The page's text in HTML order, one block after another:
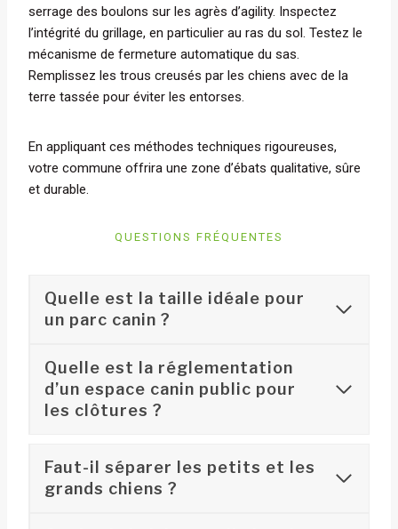
serrage des boulons sur les agrès d’agility. Inspectez
l’intégrité du grillage, en particulier au ras du sol. Testez le
mécanisme de fermeture automatique du sas.
Remplissez les trous creusés par les chiens avec de la
terre tassée pour éviter les entorses.
En appliquant ces méthodes techniques rigoureuses,
votre commune offrira une zone d’ébats qualitative, sûre
et durable.
QUESTIONS FRÉQUENTES
Quelle est la taille idéale pour
un parc canin ?
Quelle est la réglementation
d’un espace canin public pour
les clôtures ?
Faut-il séparer les petits et les
grands chiens ?